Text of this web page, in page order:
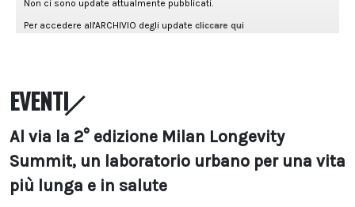
EVENTI
Al via la 2° edizione Milan Longevity
Summit, un laboratorio urbano per una vita
più lunga e in salute